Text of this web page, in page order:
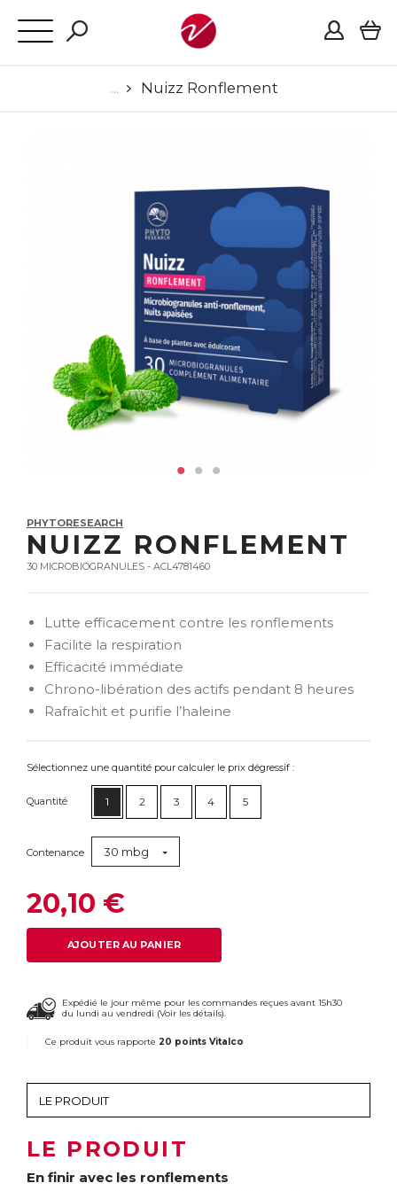
Nuizz Ronflement
PHYTORESEARCH
NUIZZ RONFLEMENT
30 MICROBIOGRANULES - ACL4781460
Lutte efficacement contre les ronflements
Facilite la respiration
Efficacité immédiate
Chrono-libération des actifs pendant 8 heures
Rafraîchit et purifie l’haleine
Sélectionnez une quantité pour calculer le prix dégressif :
Quantité 1 2 3 4 5
Contenance 30 mbg
20,10 €
AJOUTER AU PANIER
Expédié le jour même pour les commandes reçues avant 15h30
du lundi au vendredi (Voir les détails).
Ce produit vous rapporte 20 points Vitalco
LE PRODUIT
En finir avec les ronflements